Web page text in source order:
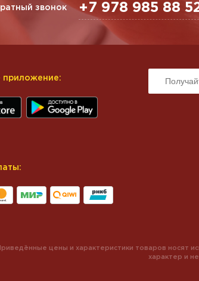
звонок +7 978 985 88
приложение:
цены и характеристики товаров носят
характер и